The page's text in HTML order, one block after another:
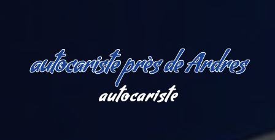
autocariste près de Ardres
autocariste